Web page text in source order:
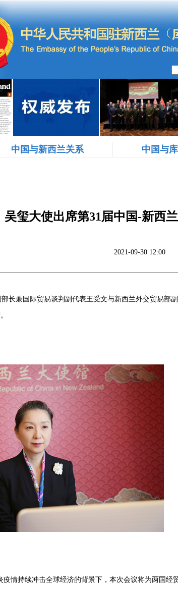
中国与新西兰关系 中国与
吴玺大使出席第31届中国-新西
2021-09-30 12:00
兼国际贸易谈判副代表王受文与新西兰外交贸易部
持续冲击全球经济的背景下，本次会议将为两国经